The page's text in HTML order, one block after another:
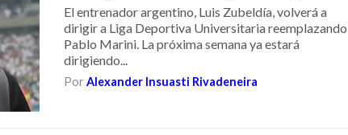
El entrenador argentino, Luis Zubeldía, volverá a
dirigir a Liga Deportiva Universitaria reemplazando
Pablo Marini. La próxima semana ya estará
dirigiendo...
PorAlexander Insuasti Rivadeneira